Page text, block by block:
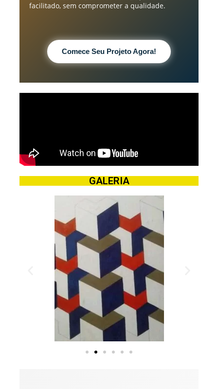
facilitado, sem comprometer a qualidade.
Comece Seu Projeto Agora!
GALERIA